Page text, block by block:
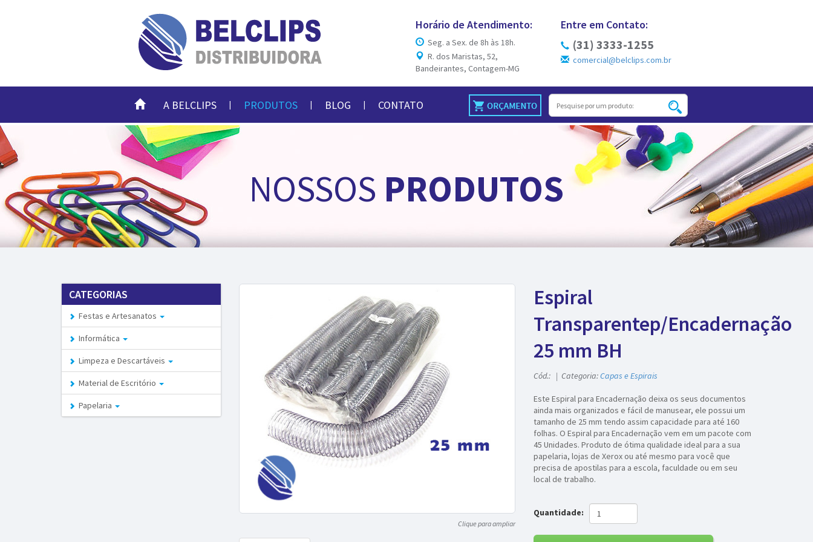
Horário de Atendimento:
Seg. a Sex. de 8h às 18h.
R. dos Maristas, 52,
Bandeirantes, Contagem-MG
Entre em Contato:
(31) 3333-1255
comercial@belclips.com.br
HOMEA BELCLIPS | PRODUTOS | BLOG | CONTATO
NOSSOS PRODUTOS
CATEGORIAS
Festas e Artesanatos
Informática
Limpeza e Descartáveis
Material de Escritório
Papelaria
Clique para ampliar
Espiral
Transparentep/Encadernação
25 mm BH
Cód.: | Categoria:Capas e Espirais
Este Espiral para Encadernação deixa os seus documentos
ainda mais organizados e fácil de manusear, ele possui um
tamanho de 25 mm tendo assim capacidade para até 160
folhas. O Espiral para Encadernação vem em um pacote com
45 Unidades. Produto de ótima qualidade ideal para a sua
papelaria, lojas de Xerox ou até mesmo para você que
precisa de apostilas para a escola, faculdade ou em seu
local de trabalho.
Quantidade: